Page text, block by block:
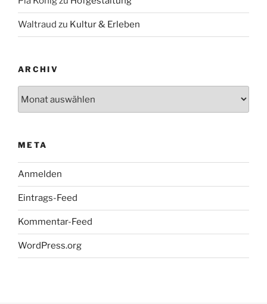
Waltraud zu Kultur & Erleben
ARCHIV
META
Anmelden
Eintrags-Feed
Kommentar-Feed
WordPress.org